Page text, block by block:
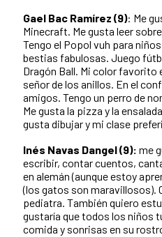
Gael Bac Ramírez (9): Me
Minecraft. Me gusta leer
Tengo el Popol vuh para
bestias fabulosas. Juego
Dragón Ball. Mi color favorito
señor de los anillos. En el
amigos. Tengo un perro de
Me gusta la pizza y la
gusta dibujar y mi clase
Inés Navas Dangel (9): me
escribir, contar cuentos,
en alemán (aunque estoy
(los gatos son maravillosos).
pediatra. También quiero
gustaría que todos los niños
comida y sonrisas en su